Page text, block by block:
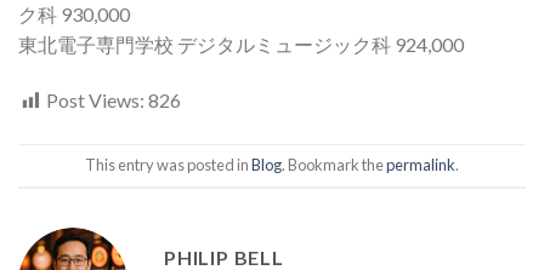
ク科 930,000
東北電子専門学校 デジタルミュージック科 924,000
Post Views: 826
This entry was posted inBlog. Bookmark thepermalink.
PHILIP BELL